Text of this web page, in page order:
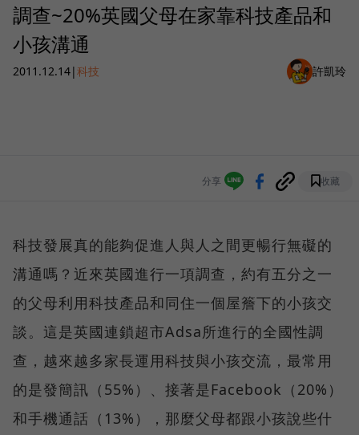
調查~20%英國父母在家靠科技產品和
小孩溝通
2011.12.14|科技 許凱玲
分享 收藏
科技發展真的能夠促進人與人之間更暢行無礙的
溝通嗎？近來英國進行一項調查，約有五分之一
的父母利用科技產品和同住一個屋簷下的小孩交
談。這是英國連鎖超市Adsa所進行的全國性調
查，越來越多家長運用科技與小孩交流，最常用
的是發簡訊（55%）、接著是Facebook（20%）
和手機通話（13%），那麼父母都跟小孩說些什